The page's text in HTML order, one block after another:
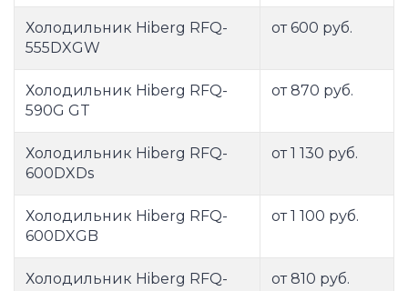
Холодильник Hiberg RFQ-
555DXGW
от 600 руб.
Холодильник Hiberg RFQ-
590G GT
от 870 руб.
Холодильник Hiberg RFQ-
600DXDs
от 1 130 руб.
Холодильник Hiberg RFQ-
600DXGB
от 1 100 руб.
Холодильник Hiberg RFQ-
от 810 руб.